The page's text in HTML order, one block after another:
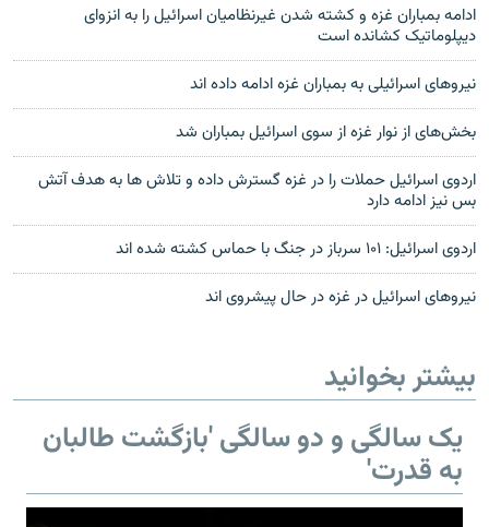
ادامه بمباران غزه و کشته شدن غیرنظامیان اسرائیل را به انزوای
دیپلوماتیک کشانده است
نیروهای اسرائیلی به بمباران غزه ادامه داده اند
بخش‌های از نوار غزه از سوی اسرائیل بمباران شد
اردوی اسرائیل حملات را در غزه گسترش داده و تلاش ها به هدف آتش
بس نیز ادامه دارد
اردوی اسرائیل: ۱۰۱ سرباز در جنگ با حماس کشته شده اند
نیروهای اسرائیل در غزه در حال پیشروی اند
بیشتر بخوانید
یک سالگی و دو سالگی 'بازگشت طالبان
به قدرت'